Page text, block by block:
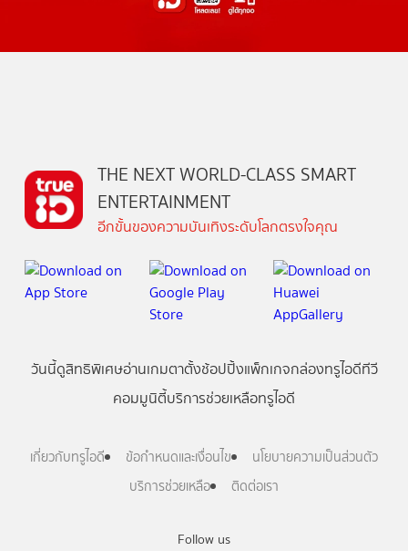
Follow us
THE NEXT WORLD-CLASS SMART
ENTERTAINMENT
อีกขั้นของความบันเทิงระดับโลกตรงใจคุณ
วันนี้ดูสิทธิพิเศษอ่านเกมตาตั้งช้อปปิ้งแพ็กเกจกล่องทรูไอดีทีวี
คอมมูนิตี้บริการช่วยเหลือทรูไอดี
เกี่ยวกับทรูไอดี ข้อกำหนดและเงื่อนไข
นโยบายความเป็นส่วนตัว
บริการช่วยเหลือ
ติดต่อเรา